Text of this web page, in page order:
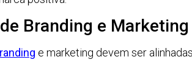
Branding e Marketing
e marketing devem ser